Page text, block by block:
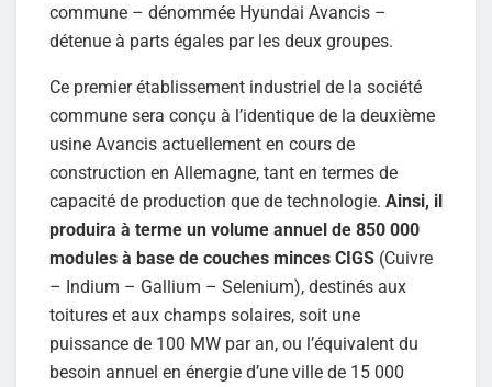
commune – dénommée Hyundai Avancis –
détenue à parts égales par les deux groupes.
Ce premier établissement industriel de la société
commune sera conçu à l’identique de la deuxième
usine Avancis actuellement en cours de
construction en Allemagne, tant en termes de
capacité de production que de technologie. Ainsi, il
produira à terme un volume annuel de 850 000
modules à base de couches minces CIGS (Cuivre
– Indium – Gallium – Selenium), destinés aux
toitures et aux champs solaires, soit une
puissance de 100 MW par an, ou l’équivalent du
besoin annuel en énergie d’une ville de 15 000